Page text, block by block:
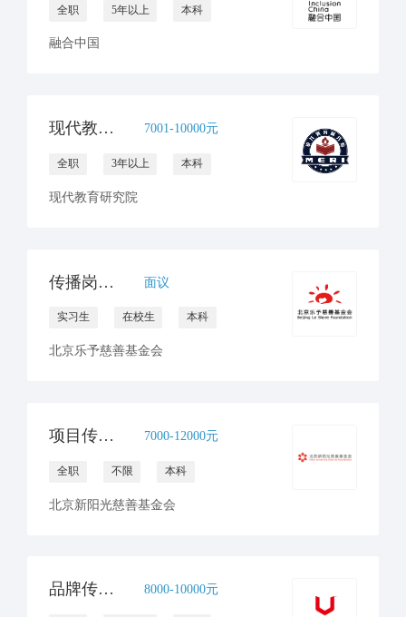
全职 5年以上 本科
融合中国
现代教育研究院招聘新媒体运营（全职1人，实习生1人） 7001-10000元
全职 3年以上 本科
现代教育研究院
传播岗（实习）1名 面议
实习生 在校生 本科
北京乐予慈善基金会
项目传播官员（病房学校） 7000-12000元
全职 不限 本科
北京新阳光慈善基金会
品牌传播与合规文化高级专员 8000-10000元